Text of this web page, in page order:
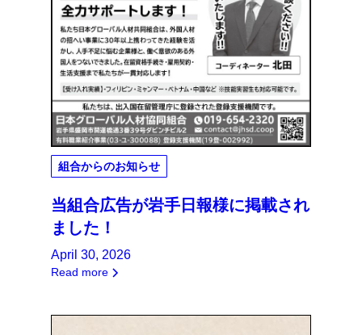
組合からのお知らせ
当組合広告が岩手日報様に掲載され
ました！
April 30, 2026
Read more